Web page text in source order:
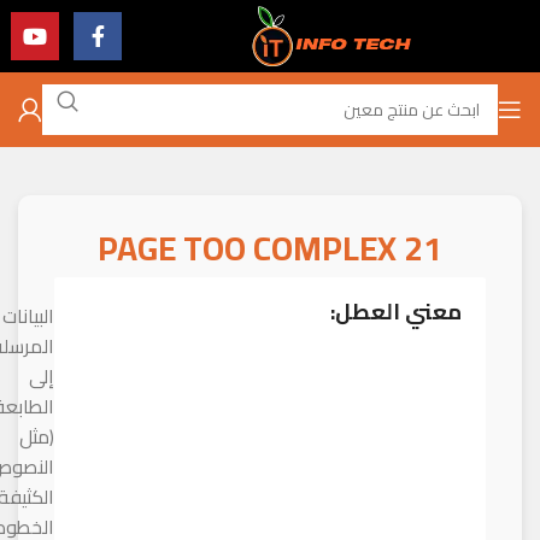
21 PAGE TOO COMPLEX
معني العطل:
البيانات
إلى
(مثل